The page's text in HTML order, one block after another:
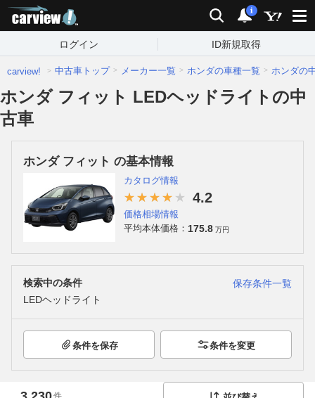
検索 通知
i
ログイン ID新規取得
carview! 中古車トップ メーカー一覧 ホンダの車種一覧 ホンダの
ホンダ フィット LEDヘッドライトの中
古車
ホンダ フィット の基本情報
カタログ情報
4.2
価格相場情報
平均本体価格： 175.8 万円
検索中の条件
保存条件一覧
LEDヘッドライト
条件を保存 条件を変更
件